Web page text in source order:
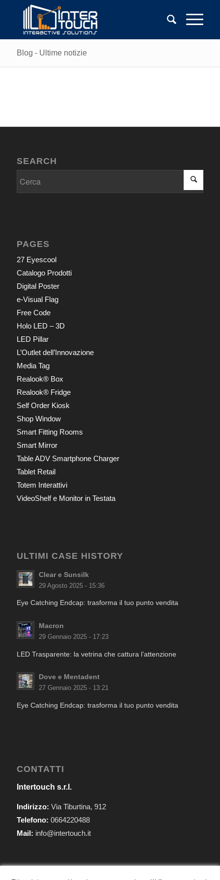
Blog - Ultime notizie
SEARCH
PAGES
27 Eyescool
Catalogo Prodotti
Digital Poster
e-Visual Flag
Free Code
Holo LED – 3D
LED Pillar
L’Outlet dell’Innovazione
Media Tag
Realook® Box
Realook® Fridge
Self Order Kiosk
Shop Window
Smart Fitting Rooms
Smart Mirror
Table ADV Smartphone Charger
Tablet Retail
Totem Interattivi
VideoShelf e Monitor in Testata
ULTIMI CASE HISTORY
Clear e Sunsilk
29 Agosto 2025 - 15:36
Eye Catching Endcap: trasforma il tuo punto vendita
Macron
29 Gennaio 2025 - 17:23
LED Trasparente: la vetrina che cattura l’attenzione
Dove e Mentadent
27 Gennaio 2025 - 13:21
Eye Catching Endcap: trasforma il tuo punto vendita
CONTATTI
Intertouch s.r.l.
Indirizzo: Via Tiburtina, 912
Telefono: 0664220488
Mail: info@intertouch.it